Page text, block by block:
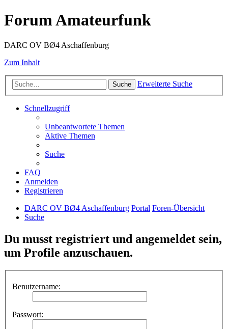
Forum Amateurfunk
DARC OV BØ4 Aschaffenburg
Zum Inhalt
Suche Erweiterte Suche
Schnellzugriff
Unbeantwortete Themen
Aktive Themen
Suche
FAQ
Anmelden
Registrieren
DARC OV BØ4 Aschaffenburg Portal Foren-Übersicht
Suche
Du musst registriert und angemeldet sein,
um Profile anzuschauen.
Benutzername:
Passwort: